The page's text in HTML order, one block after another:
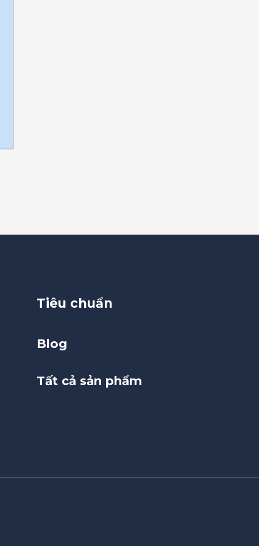
Tiêu chuẩn
Blog
Tất cả sản phẩm